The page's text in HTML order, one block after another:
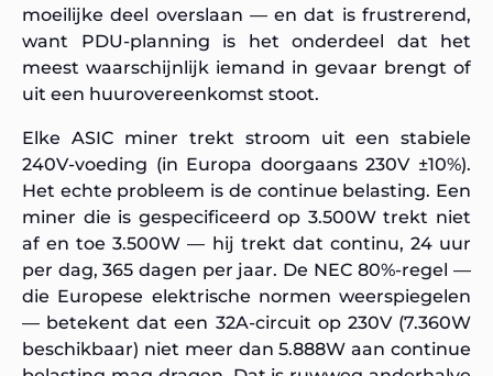
moeilijke deel overslaan — en dat is frustrerend,
want PDU-planning is het onderdeel dat het
meest waarschijnlijk iemand in gevaar brengt of
uit een huurovereenkomst stoot.
Elke ASIC miner trekt stroom uit een stabiele
240V-voeding (in Europa doorgaans 230V ±10%).
Het echte probleem is de continue belasting. Een
miner die is gespecificeerd op 3.500W trekt niet
af en toe 3.500W — hij trekt dat continu, 24 uur
per dag, 365 dagen per jaar. De NEC 80%-regel —
die Europese elektrische normen weerspiegelen
— betekent dat een 32A-circuit op 230V (7.360W
beschikbaar) niet meer dan 5.888W aan continue